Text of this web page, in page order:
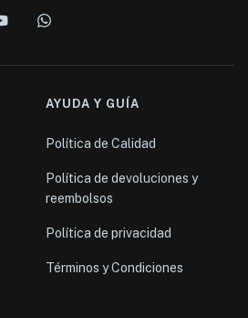
AYUDA Y GUÍA
Política de Calidad
Política de devoluciones y
reembolsos
Política de privacidad
Términos y Condiciones